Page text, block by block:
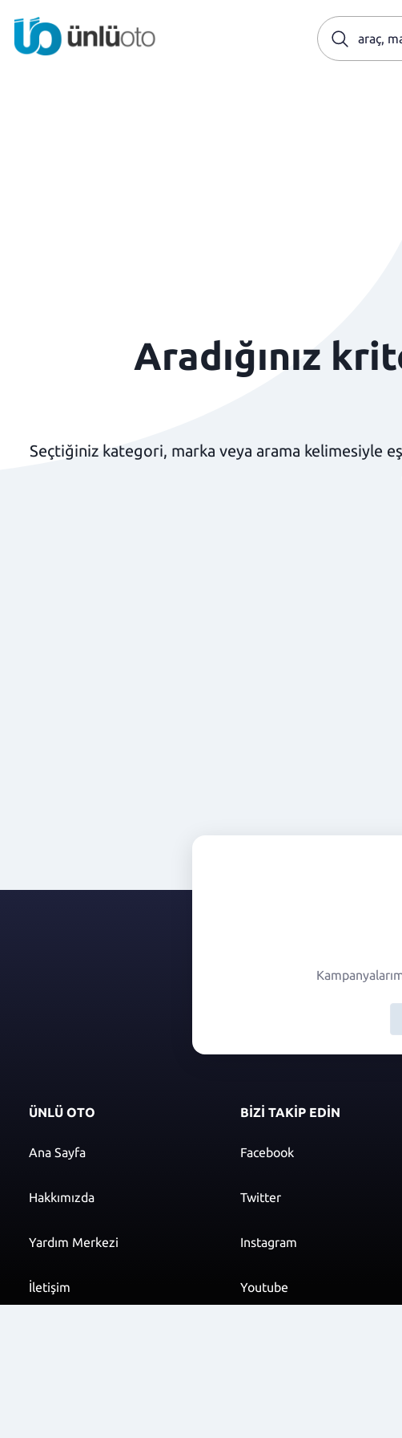
Aradığınız
Seçtiğiniz kategori, marka veya arama kelimesiyle
ÜNLÜ OTO
Ana Sayfa
Hakkımızda
Yardım Merkezi
İletişim
BİZİ TAKİP EDİN
Facebook
Twitter
Instagram
Youtube